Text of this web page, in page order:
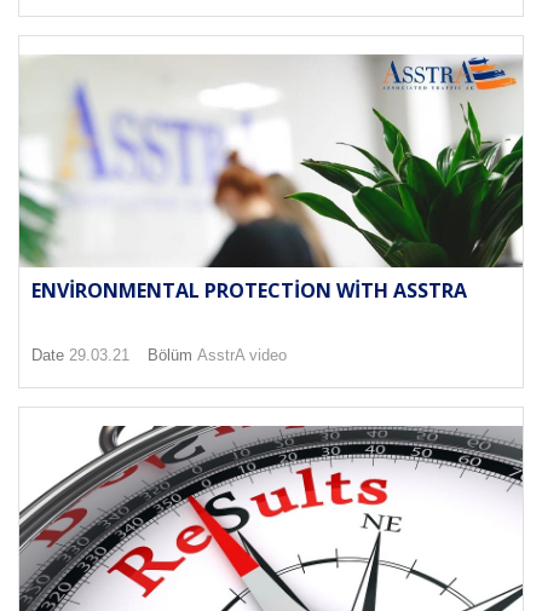
ENVIRONMENTAL PROTECTION WITH ASSTRA
Date 29.03.21 Bölüm AsstrA video